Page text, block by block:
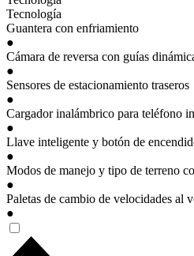
Tecnología
Guantera con enfriamiento
●
Cámara de reversa con guías
●
Sensores de estacionamiento traseros
●
Cargador inalámbrico para teléfono
●
Llave inteligente y botón de
●
Modos de manejo y tipo de terreno
●
Paletas de cambio de velocidades al
●